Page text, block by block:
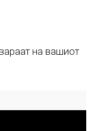
на вашиот